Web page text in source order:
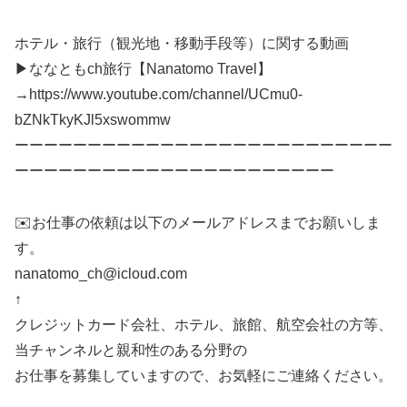
ホテル・旅行（観光地・移動手段等）に関する動画
▶︎ななともch旅行【Nanatomo Travel】
→https://www.youtube.com/channel/UCmu0-
bZNkTkyKJl5xswommw
ーーーーーーーーーーーーーーーーーーーーーーーーーー
ーーーーーーーーーーーーーーーーーーーーーー
✉️お仕事の依頼は以下のメールアドレスまでお願いしま
す。
nanatomo_ch@icloud.com
↑
クレジットカード会社、ホテル、旅館、航空会社の方等、
当チャンネルと親和性のある分野の
お仕事を募集していますので、お気軽にご連絡ください。